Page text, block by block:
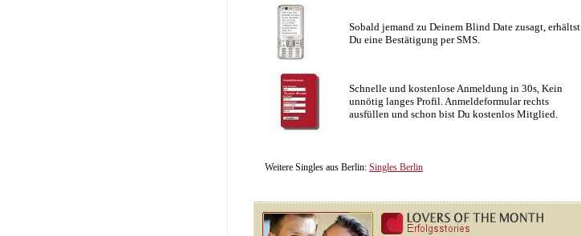
Sobald jemand zu Deinem Blind Date zusagt, erhältst
Du eine Bestätigung per SMS.
Schnelle und kostenlose Anmeldung in 30s, Kein
unnötig langes Profil. Anmeldeformular rechts
ausfüllen und schon bist Du kostenlos Mitglied.
Weitere Singles aus Berlin: Singles Berlin